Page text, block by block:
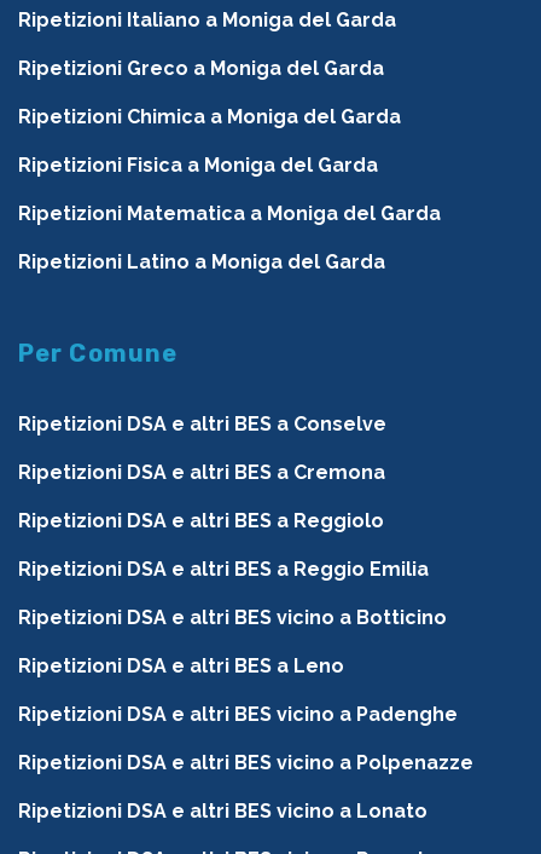
Ripetizioni Italiano a Moniga del Garda
Ripetizioni Greco a Moniga del Garda
Ripetizioni Chimica a Moniga del Garda
Ripetizioni Fisica a Moniga del Garda
Ripetizioni Matematica a Moniga del Garda
Ripetizioni Latino a Moniga del Garda
Per Comune
Ripetizioni DSA e altri BES a Conselve
Ripetizioni DSA e altri BES a Cremona
Ripetizioni DSA e altri BES a Reggiolo
Ripetizioni DSA e altri BES a Reggio Emilia
Ripetizioni DSA e altri BES vicino a Botticino
Ripetizioni DSA e altri BES a Leno
Ripetizioni DSA e altri BES vicino a Padenghe
Ripetizioni DSA e altri BES vicino a Polpenazze
Ripetizioni DSA e altri BES vicino a Lonato